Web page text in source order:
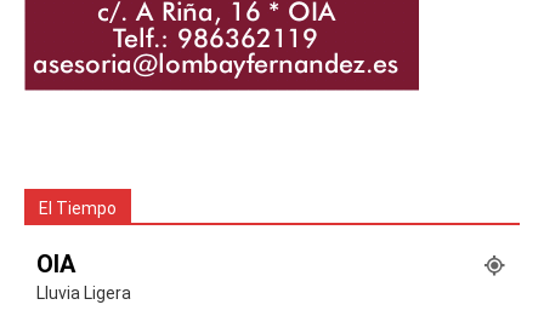
El Tiempo
OIA
Lluvia Ligera